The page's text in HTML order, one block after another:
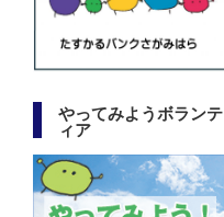
やってみようボランテ
ィア